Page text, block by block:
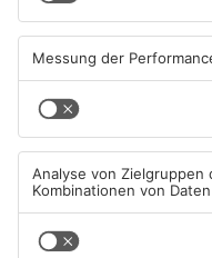
Grundschule in Freigericht
verwüstet
29.07.2026, 06:39 UHR IN MAIN-
KINZIG-KREIS